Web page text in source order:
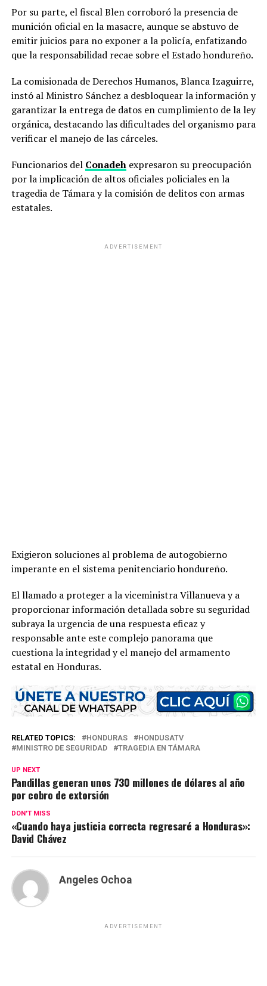
Por su parte, el fiscal Blen corroboró la presencia de
munición oficial en la masacre, aunque se abstuvo de
emitir juicios para no exponer a la policía, enfatizando
que la responsabilidad recae sobre el Estado hondureño.
La comisionada de Derechos Humanos, Blanca Izaguirre,
instó al Ministro Sánchez a desbloquear la información y
garantizar la entrega de datos en cumplimiento de la ley
orgánica, destacando las dificultades del organismo para
verificar el manejo de las cárceles.
Funcionarios del Conadehexpresaron su preocupación
por la implicación de altos oficiales policiales en la
tragedia de Támara y la comisión de delitos con armas
estatales.
ADVERTISEMENT
Exigieron soluciones al problema de autogobierno
imperante en el sistema penitenciario hondureño.
El llamado a proteger a la viceministra Villanueva y a
proporcionar información detallada sobre su seguridad
subraya la urgencia de una respuesta eficaz y
responsable ante este complejo panorama que
cuestiona la integridad y el manejo del armamento
estatal en Honduras.
RELATED TOPICS: HONDURAS
HONDUSATV
MINISTRO DE SEGURIDAD
TRAGEDIA EN TÁMARA
UP NEXT
Pandillas generan unos 730 millones de dólares al año
por cobro de extorsión
DON'T MISS
«Cuando haya justicia correcta regresaré a Honduras»:
David Chávez
Angeles Ochoa
ADVERTISEMENT